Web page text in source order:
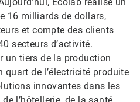
Ecolab réalise un
16 milliards de dollars,
et compte des clients
secteurs d’activité.
un tiers de la production
de l’électricité produite
innovantes dans les